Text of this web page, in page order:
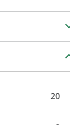
20